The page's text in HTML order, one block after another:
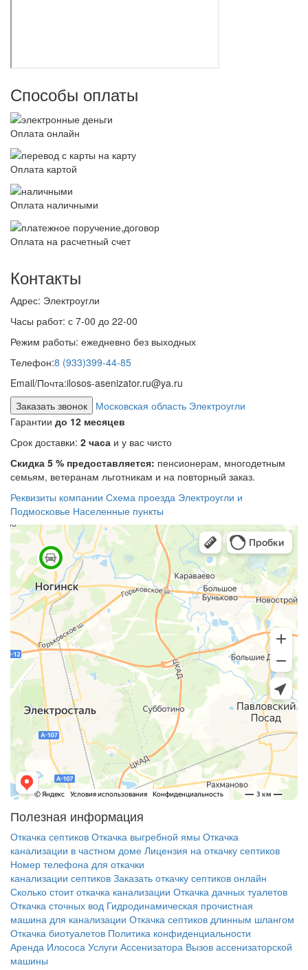
Способы оплаты
Оплата онлайн
Оплата картой
Оплата наличными
Оплата на расчетный счет
Контакты
Адрес: Электроугли
Часы работ: с 7-00 до 22-00
Режим работы: ежедневно без выходных
Телефон:8 (933)399-44-85
Email/Почта:ilosos-asenizator.ru@ya.ru
Заказать звонок
Московская область Электроугли
Гарантии до 12 месяцев
Срок доставки: 2 часа и у вас чисто
Скидка 5 % предоставляется: пенсионерам, многодетным
семьям, ветеранам льготникам и на повторный заказ.
Реквизиты компании Схема проезда Электроугли и
Подмосковье Населенные пункты
Полезная информация
Откачка септиков Откачка выгребной ямы Откачка
канализации в частном доме Лицензия на откачку септиков
Номер телефона для откачки
канализации септиков Заказать откачку септиков онлайн
Сколько стоит откачка канализации Откачка дачных туалетов
Откачка сточных вод Гидродинамическая прочистная
машина для канализации Откачка септиков длинным шлангом
Откачка биотуалетов Политика конфиденциальности
Аренда Илососа Услуги Ассенизатора Вызов ассенизаторской
машины